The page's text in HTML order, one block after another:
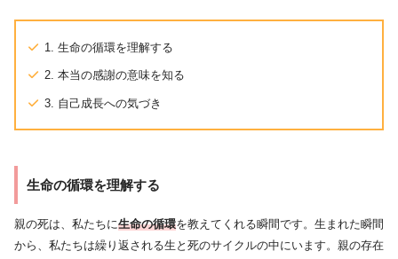
1. 生命の循環を理解する
2. 本当の感謝の意味を知る
3. 自己成長への気づき
生命の循環を理解する
親の死は、私たちに生命の循環を教えてくれる瞬間です。生まれた瞬間
から、私たちは繰り返される生と死のサイクルの中にいます。親の存在